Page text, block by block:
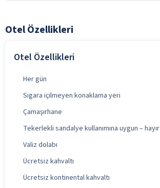
Otel Özellikleri
Otel Özellikleri
Her gün
Sigara içilmeyen konaklama yeri
Çamaşırhane
Tekerlekli sandalye kullanımına uygun – hayır
Valiz dolabı
Ücretsiz kahvaltı
Ücretsiz kontinental kahvaltı